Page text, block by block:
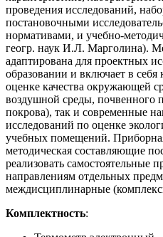
проведения исследований,
постановочными
нормативами, и учебно-
геогр. наук И.Л. Марголина).
адаптирована для проектных
образовании и включает в
оценке качества окружающей
воздушной среды, почвенного
покрова), так и современные
исследований по оценке
учебных помещений.
методическая составляющие
реализовать самостоятельные
направлениям отдельных
междисциплинарные
Комплектность: